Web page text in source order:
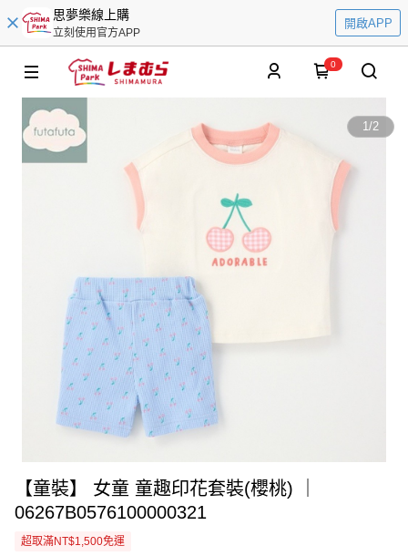
思夢樂線上購
立刻使用官方APP
開啟APP
0
1/2
【童裝】 女童 童趣印花套裝(櫻桃) ｜
06267B0576100000321
超取滿NT$1,500免運